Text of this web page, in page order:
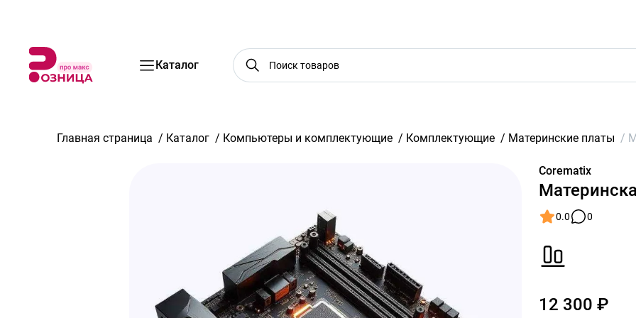
Каталог
Главная страница / Каталог / Компьютеры и комплектующие / Комплектующие / Материнские платы /
Corematix
0.0 0
12 300 ₽